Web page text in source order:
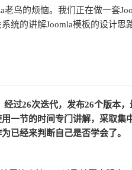
老鸟的烦恼。我们正在做一套
统的讲解Joomla模板的设计思
经过26次迭代，发布26个版本
一节的时间专门讲解，采取
已经来判断自己是否学会了。